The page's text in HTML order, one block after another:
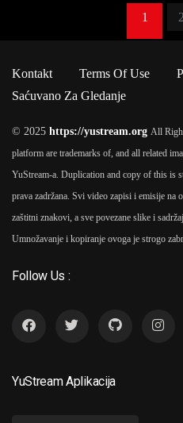
1 2
Kontakt Terms Of Use
Saćuvano Za Gledanje
© 2025 https://yustream.org All
platform are trademarks of, and all related
YuStream-a. Duplication and copy of this is
prava zadržana. Svi video zapisi i emisije na
zaštitni znakovi, a sve povezane slike i
Umnožavanje i kopiranje ovoga je strogo
Follow Us :
YuStream Aplikacija